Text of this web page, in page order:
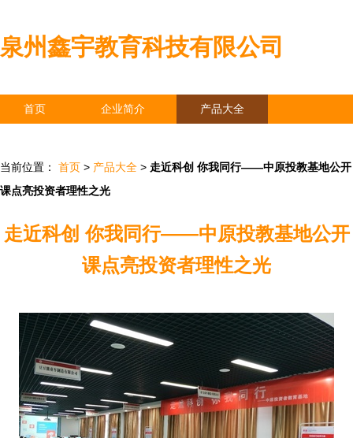
泉州鑫宇教育科技有限公司
首页 企业简介 产品大全
当前位置： 首页 > 产品大全 > 走近科创 你我同行——中原投教基地公开
课点亮投资者理性之光
走近科创 你我同行——中原投教基地公开
课点亮投资者理性之光